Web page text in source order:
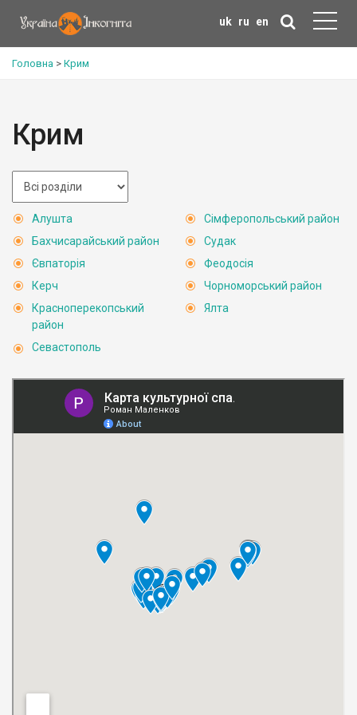
uk ru en
Головна > Крим
Крим
Алушта
Бахчисарайський район
Євпаторія
Керч
Красноперекопський
район
Севастополь
Сімферопольський район
Судак
Феодосія
Чорноморський район
Ялта